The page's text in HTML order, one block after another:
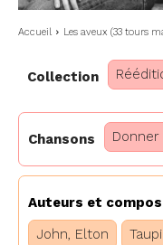
Accueil Les aveux (33 tours
Collection
Chansons
Auteurs et
John, Elton